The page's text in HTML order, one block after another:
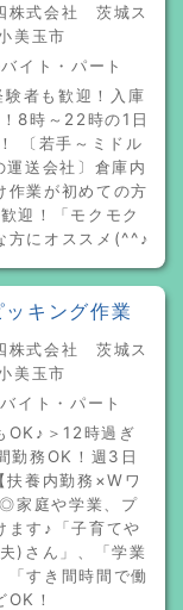
株式会社 茨城ス
美玉市
イト・パート
者も歓迎！入庫
8時～22時の1日
〔若手～ミドル
送会社〕倉庫内
作業が初めての方
迎！「モクモク
方にオススメ(^^♪
キング作業
株式会社 茨城ス
美玉市
イト・パート
OK♪＞12時過ぎ
勤務OK！週3日
養内勤務×Wワ
家庭や学業、プ
ます♪「子育てや
)さん」、「学業
「すき間時間で働
！